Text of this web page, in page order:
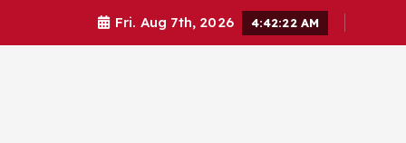
Fri. Aug 7th, 2026 4:42:24 AM